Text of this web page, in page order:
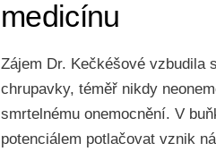
medicínu
Zájem Dr. Kečkéšové vzbudila
chrupavky, téměř nikdy
smrtelnému onemocnění. V
potenciálem potlačovat vznik